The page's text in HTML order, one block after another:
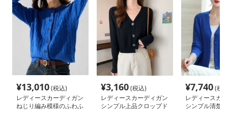
¥13,010(税込)
レディースカーディガン
ねじり編み模様のふわふ
¥3,160(税込)
レディースカーディガン
シンプル上品クロップド
¥7,740(税
レディースカ
シンプル清楚